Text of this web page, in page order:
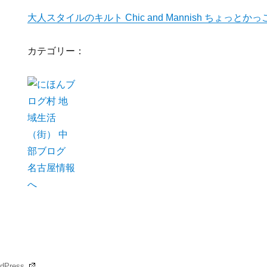
大人スタイルのキルト Chic and Mannish ちょっとかっ
カテゴリー：